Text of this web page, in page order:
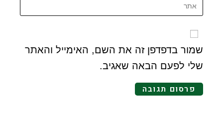
שמור בדפדפן זה את השם, האימייל והאתר
שלי לפעם הבאה שאגיב.